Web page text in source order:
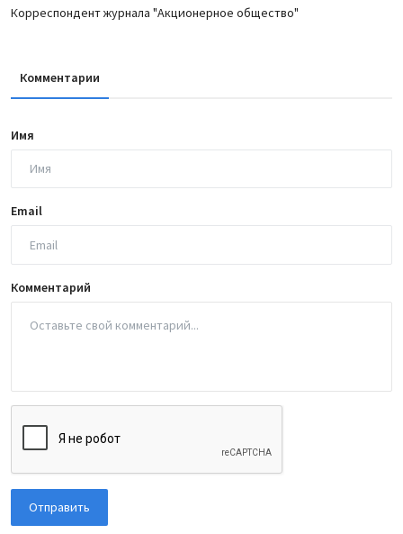
Корреспондент журнала "Акционерное общество"
Комментарии
Имя
Email
Комментарий
Отправить